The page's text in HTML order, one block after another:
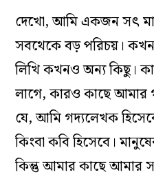
দেখো,আমিএকজনসৎ
সবথেকেবড়পরিচয়।
লিখিকখনও অন্যকিছু।
লাগে, কারও কাছেআমার
যে, আমিগদ্যলেখক
কিংবাকবিহিসেবে।
কিন্তুআমারকাছেআমার